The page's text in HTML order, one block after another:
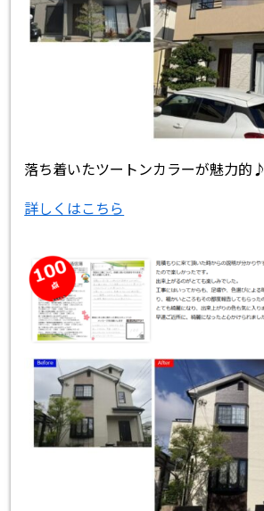
落ち着いたツートンカラーが魅力的♪
詳しくはこちら